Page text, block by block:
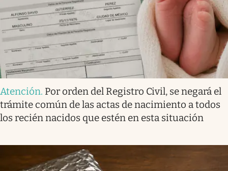
Atención. Por orden del Registro Civil, se negará el
trámite común de las actas de nacimiento a todos
los recién nacidos que estén en esta situación